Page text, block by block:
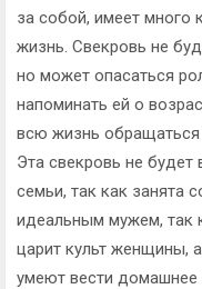
за собой, имеет много
жизнь. Свекровь не
но может опасаться
напоминать ей о
всю жизнь
Эта свекровь не
семьи, так как занята
идеальным мужем, так
царит культ женщины,
умеют вести домашнее